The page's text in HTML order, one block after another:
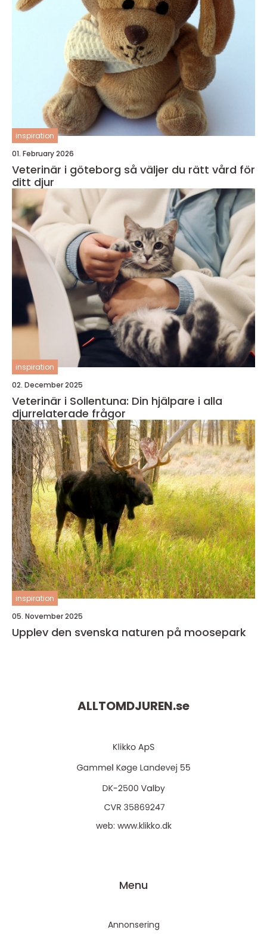
inspiration
01. February 2026
Veterinär i göteborg så väljer du rätt vård för
ditt djur
inspiration
02. December 2025
Veterinär i Sollentuna: Din hjälpare i alla
djurrelaterade frågor
inspiration
05. November 2025
Upplev den svenska naturen på moosepark
ALLTOMDJUREN.se
web: www.klikko.dk
Menu
Annonsering